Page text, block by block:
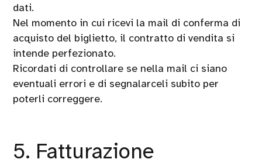
dati.
Nel momento in cui ricevi la mail di conferma di
acquisto del biglietto, il contratto di vendita si
intende perfezionato.
Ricordati di controllare se nella mail ci siano
eventuali errori e di segnalarceli subito per
poterli correggere.
5. Fatturazione